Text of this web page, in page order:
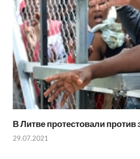
В Литве протестовали против
29.07.2021